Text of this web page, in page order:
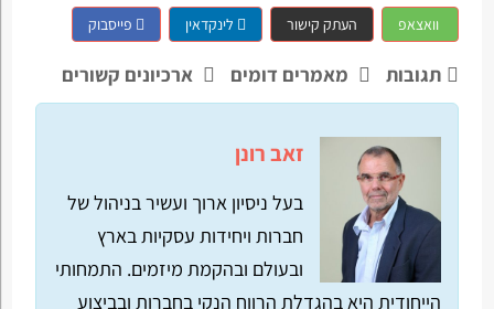
וואצאפ העתק קישור לינקדאין פייסבוק
תגובות מאמרים דומים ארכיונים קשורים
זאב רונן
בעל ניסיון ארוך ועשיר בניהול של
חברות ויחידות עסקיות בארץ
ובעולם ובהקמת מיזמים. התמחותי
הייחודית היא בהגדלת הרווח הנקי בחברות ובביצוע